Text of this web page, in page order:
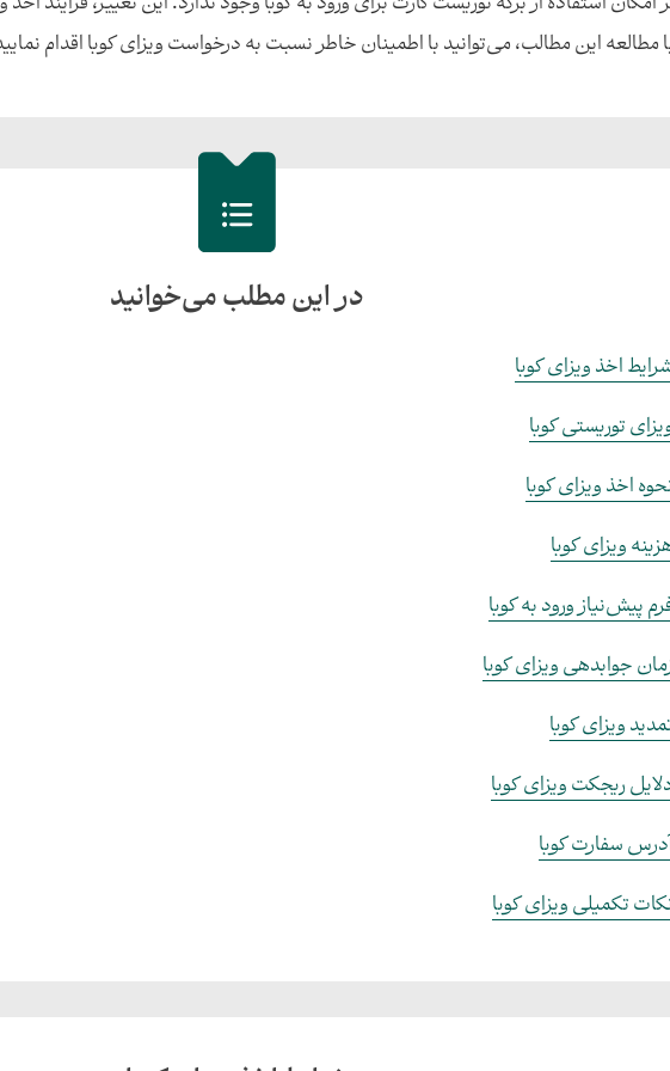
مطالعه این مطالب، می‌توانید با اطمینان خاطر نسبت به درخواست ویزای کوبا اقدام
در این مطلب می‌خوانید
اخذ ویزای کوبا
توریستی کوبا
اخذ ویزای کوبا
ویزای کوبا
پیش‌نیاز ورود به کوبا
جوابدهی ویزای کوبا
ویزای کوبا
ریجکت ویزای کوبا
سفارت کوبا
تکمیلی ویزای کوبا